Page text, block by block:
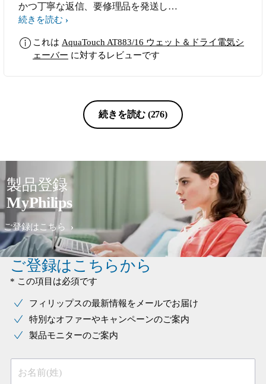
かつ丁寧な返信、要修理品を発送して
から修理完了して手元に戻ってくるま
フィリップス、アフターサービス最
高、買って良かったです。
続きを読む
これは AquaTouch AT883/16 ウェット＆ドライ電気シ
ェーバー に対するレビューです
続きを読む (276)
製品登録
MyPhilips
ご登録はこちら
ご登録はこちらから
* この項目は必須です
フィリップスの最新情報をメールでお届け
特別なオファーやキャンペーンのご案内
製品モニターのご案内
お名前(姓)